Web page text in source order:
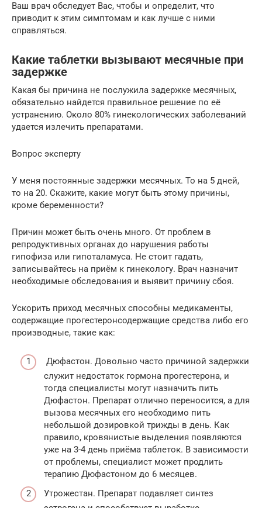
Ваш врач обследует Вас, чтобы и определит, что
приводит к этим симптомам и как лучше с ними
справляться.
Какие таблетки вызывают месячные при
задержке
Какая бы причина не послужила задержке месячных,
обязательно найдется правильное решение по её
устранению. Около 80% гинекологических заболеваний
удается излечить препаратами.
Вопрос эксперту
У меня постоянные задержки месячных. То на 5 дней,
то на 20. Скажите, какие могут быть этому причины,
кроме беременности?
Причин может быть очень много. От проблем в
репродуктивных органах до нарушения работы
гипофиза или гипоталамуса. Не стоит гадать,
записывайтесь на приём к гинекологу. Врач назначит
необходимые обследования и выявит причину сбоя.
Ускорить приход месячных способны медикаменты,
содержащие прогестеронсодержащие средства либо его
производные, такие как:
Дюфастон. Довольно часто причиной задержки
служит недостаток гормона прогестерона, и
тогда специалисты могут назначить пить
Дюфастон. Препарат отлично переносится, а для
вызова месячных его необходимо пить
небольшой дозировкой трижды в день. Как
правило, кровянистые выделения появляются
уже на 3-4 день приёма таблеток. В зависимости
от проблемы, специалист может продлить
терапию Дюфастоном до 6 месяцев.
Утрожестан. Препарат подавляет синтез